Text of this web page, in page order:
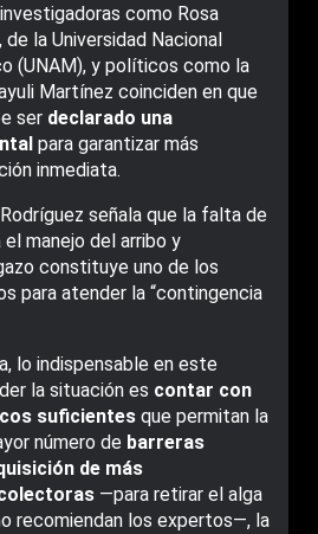
como Rosa
la Universidad Nacional
(UNAM), y políticos como la
Martínez coinciden en que
ser declarado una
para garantizar más
inmediata.
señala que la falta de
manejo del arribo y
constituye uno de los
para atender la “contingencia
lo indispensable en este
la situación es contar con
suficientes que permitan la
número de barreras
de más
—para retirar el alga
recomiendan los expertos—, la